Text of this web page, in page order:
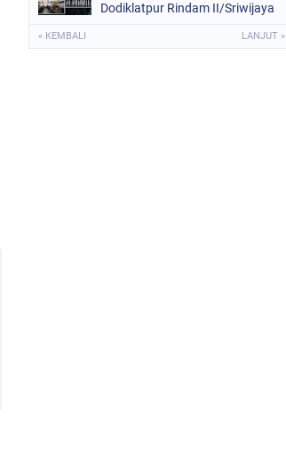
Dodiklatpur Rindam II/Sriwijaya
« KEMBALI LANJUT »